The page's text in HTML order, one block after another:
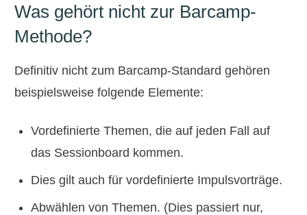
Was gehört nicht zur Barcamp-
Methode?
Definitiv nicht zum Barcamp-Standard gehören
beispielsweise folgende Elemente:
Vordefinierte Themen, die auf jeden Fall auf
das Sessionboard kommen.
Dies gilt auch für vordefinierte Impulsvorträge.
Abwählen von Themen. (Dies passiert nur,